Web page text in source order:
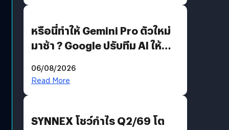
หรือนี่ทำให้ Gemini Pro ตัวใหม่
มาช้า ? Google ปรับทีม AI ให้
AGI
06/08/2026
Read More
SYNNEX โชว์กำไร Q2/69 โต